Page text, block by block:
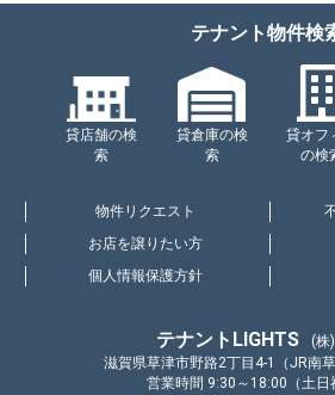
テナント物件検
貸店舗の検
索
貸倉庫の検
索
貸オフ
の検
物件リクエスト
お店を譲りたい方
個人情報保護方針
テナントLIGHTS
(株
滋賀県草津市野路2丁目4-1（JR南草
営業時間 9:30～18:00（土日